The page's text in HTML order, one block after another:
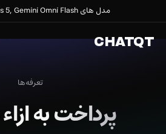
مدل های Opus 5, Gemini Omni Flash اضافه شد.
CHATQT
تعرفه‌ها
پرداخت به